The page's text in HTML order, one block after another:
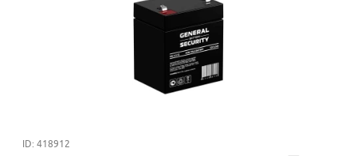
ID: 418912